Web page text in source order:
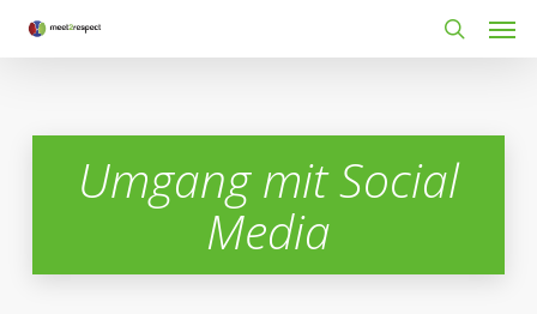
search
Umgang mit Social
Media